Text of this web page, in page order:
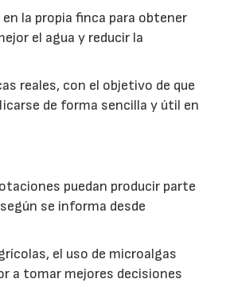
la propia finca para obtener
el agua y reducir la
reales, con el objetivo de que
de forma sencilla y útil en
puedan producir parte
se informa desde
el uso de microalgas
a tomar mejores decisiones